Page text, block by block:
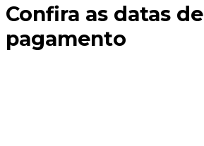
Confira as datas de
pagamento